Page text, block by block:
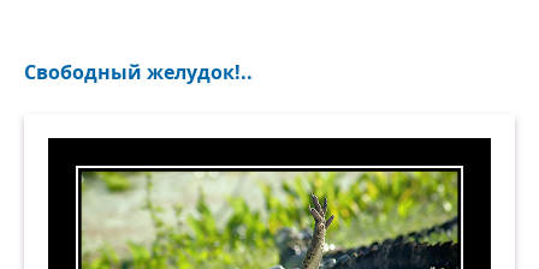
Свободный желудок!..